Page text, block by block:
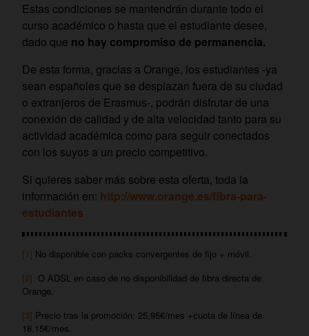
Estas condiciones se mantendrán durante todo el
curso académico o hasta que el estudiante desee,
dado que no hay compromiso de permanencia.
De esta forma, gracias a Orange, los estudiantes -ya
sean españoles que se desplazan fuera de su ciudad
o extranjeros de Erasmus-, podrán disfrutar de una
conexión de calidad y de alta velocidad tanto para su
actividad académica como para seguir conectados
con los suyos a un precio competitivo.
Si quieres saber más sobre esta oferta, toda la
información en: http://www.orange.es/fibra-para-
estudiantes
[1] No disponible con packs convergentes de fijo + móvil.
[2] O ADSL en caso de no disponibilidad de fibra directa de
Orange.
[3] Precio tras la promoción: 25,95€/mes +cuota de línea de
18,15€/mes.